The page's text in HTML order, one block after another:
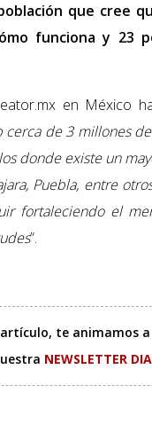
que cree
funciona y 23
en México
de 3 millones
donde existe un
Puebla, entre
fortaleciendo el
”.
te animamos a
NEWSLETTER